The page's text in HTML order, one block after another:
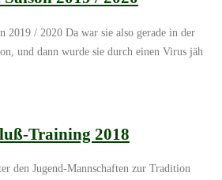
2019 / 2020 Da war sie also gerade in der
und dann wurde sie durch einen Virus jäh
Training 2018
den Jugend-Mannschaften zur Tradition